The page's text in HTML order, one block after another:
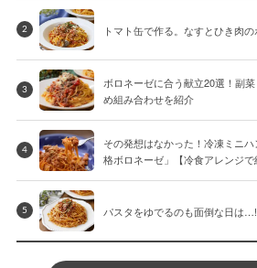
2 トマト缶で作る。なすとひき肉
3
ボロネーゼに合う献立20選！副
め組み合わせを紹介
4
その発想はなかった！冷凍ミニ
格ボロネーゼ」【冷食アレンジで
5 パスタをゆでるのも面倒な日は